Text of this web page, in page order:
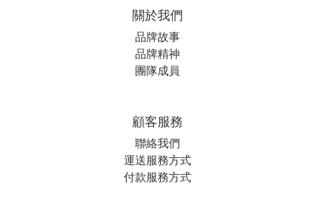
關於我們
品牌故事
品牌精神
團隊成員
顧客服務
聯絡我們
運送服務方式
付款服務方式